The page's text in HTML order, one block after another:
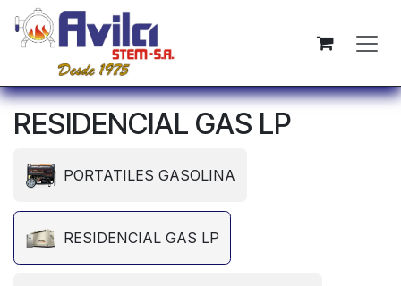
Skip to Content
RESIDENCIAL GAS LP
PORTATILES GASOLINA
RESIDENCIAL GAS LP